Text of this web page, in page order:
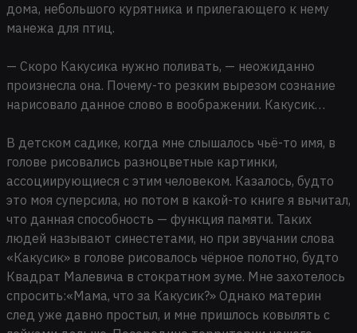
дома, небольшого курятника и прилегающего к нему
манежа для птиц.
— Скоро Какусика нужно поливать, — неожиданно
произнесла она. Почему-то резким вырезом сознание
нарисовало данное слово в воображении. Какусик…
В детском садике, когда мне слышалось чьё-то имя, в
голове рисовались разноцветные картинки,
ассоциирующиеся с этим человеком. Казалось, будто
это моя суперсила, но потом в какой-то книге я вычитал,
что данная способность — функция памяти. Таких
людей называют синестетами, но при звучании слова
«Какусик» в голове рисовалось чёрное полотно, будто
Квадрат Малевича в стократном зуме. Мне захотелось
спросить:«Мама, что за Какусик?» Однако материн
след уже давно простыл, и мне пришлось ковылять с